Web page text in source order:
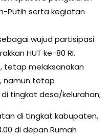
Putih serta kegiatan
wujud partisipasi
HUT ke-80 RI.
tetap melaksanakan
namun tetap
tingkat desa/kelurahan;
di tingkat kabupaten,
di depan Rumah